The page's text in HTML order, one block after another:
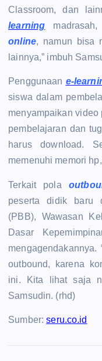
Classroom, dan
learning
online, namun bisa
lainnya,” imbuh
Penggunaan e-
siswa dalam
menyampaikan
pembelajaran dan
harus download.
memenuhi memori
Terkait pola
peserta didik baru
(PBB), Wawasan
Dasar
outbound, karena
ini. Kita lihat saja
Samsudin. (rhd)
Sumber:seru.co.id